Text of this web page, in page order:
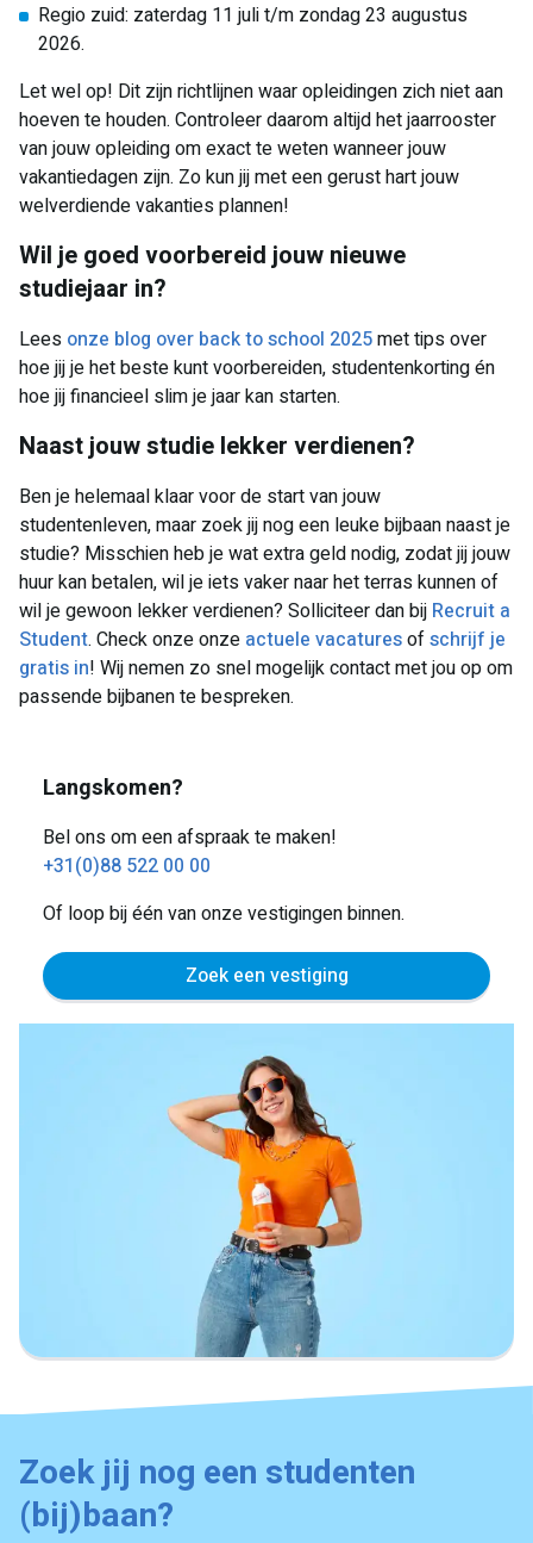
Regio zuid: zaterdag 11 juli t/m zondag 23 augustus
2026.
Let wel op! Dit zijn richtlijnen waar opleidingen zich niet aan
hoeven te houden. Controleer daarom altijd het jaarrooster
van jouw opleiding om exact te weten wanneer jouw
vakantiedagen zijn. Zo kun jij met een gerust hart jouw
welverdiende vakanties plannen!
Wil je goed voorbereid jouw nieuwe
studiejaar in?
Lees onze blog over back to school 2025met tips over
hoe jij je het beste kunt voorbereiden, studentenkorting én
hoe jij financieel slim je jaar kan starten.
Naast jouw studie lekker verdienen?
Ben je helemaal klaar voor de start van jouw
studentenleven, maar zoek jij nog een leuke bijbaan naast je
studie? Misschien heb je wat extra geld nodig, zodat jij jouw
huur kan betalen, wil je iets vaker naar het terras kunnen of
wil je gewoon lekker verdienen? Solliciteer dan bij Recruit a
Student. Check onze onze actuele vacaturesofschrijf je
gratis in! Wij nemen zo snel mogelijk contact met jou op om
passende bijbanen te bespreken.
Langskomen?
Bel ons om een afspraak te maken!
+31(0)88 522 00 00
Of loop bij één van onze vestigingen binnen.
Zoek een vestiging
Zoek jij nog een studenten
(bij)baan?